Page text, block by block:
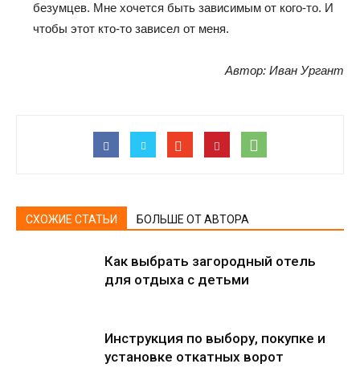
безумцев. Мне хочется быть зависимым от кого-то. И
чтобы этот кто-то зависел от меня.
Автор: Иван Ургант
СХОЖИЕ СТАТЬИ БОЛЬШЕ ОТ АВТОРА
Как выбрать загородный отель
для отдыха с детьми
Инструкция по выбору, покупке и
установке откатных ворот